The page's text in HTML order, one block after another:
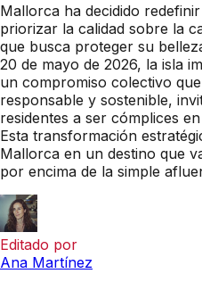
Mallorca ha decidido
priorizar la calidad sobre la
que busca proteger su
20 de mayo de 2026, la isla
un compromiso colectivo
responsable y sostenible,
residentes a ser cómplices
Esta transformación
Mallorca en un destino que
por encima de la simple
Editado por
Ana Martínez